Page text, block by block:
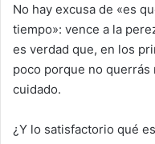
No hay excusa de «es
tiempo»: vence a la
es verdad que, en los
poco porque no querrás
cuidado.
¿Y lo satisfactorio qué